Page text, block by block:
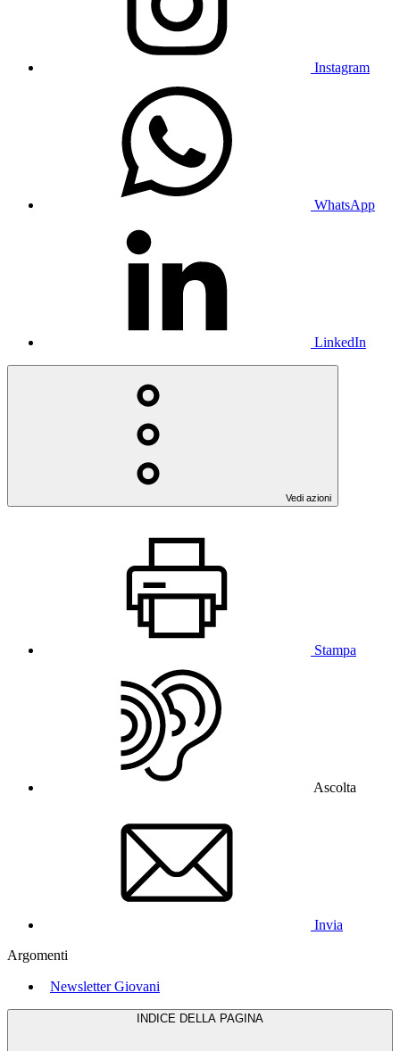
Instagram
WhatsApp
LinkedIn
Vedi azioni
Stampa
Ascolta
Invia
Argomenti
Newsletter Giovani
INDICE DELLA PAGINA